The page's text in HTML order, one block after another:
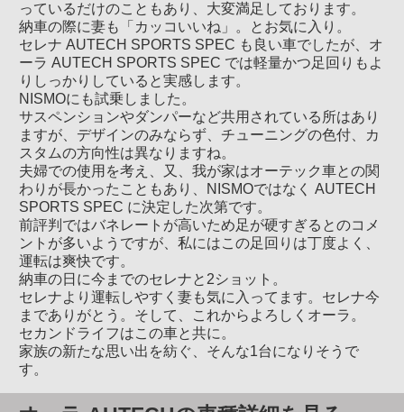
っているだけのこともあり、大変満足しております。
納車の際に妻も「カッコいいね」。とお気に入り。
セレナ AUTECH SPORTS SPEC も良い車でしたが、オ
ーラ AUTECH SPORTS SPEC では軽量かつ足回りもよ
りしっかりしていると実感します。
NISMOにも試乗しました。
サスペンションやダンパーなど共用されている所はあり
ますが、デザインのみならず、チューニングの色付、カ
スタムの方向性は異なりますね。
夫婦での使用を考え、又、我が家はオーテック車との関
わりが長かったこともあり、NISMOではなく AUTECH
SPORTS SPEC に決定した次第です。
前評判ではバネレートが高いため足が硬すぎるとのコメ
ントが多いようですが、私にはこの足回りは丁度よく、
運転は爽快です。
納車の日に今までのセレナと2ショット。
セレナより運転しやすく妻も気に入ってます。セレナ今
までありがとう。そして、これからよろしくオーラ。
セカンドライフはこの車と共に。
家族の新たな思い出を紡ぐ、そんな1台になりそうで
す。